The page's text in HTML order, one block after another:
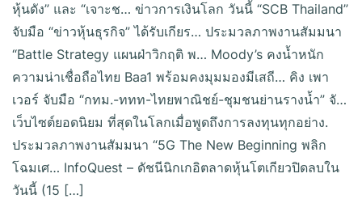
หุ้นดัง” และ “เจาะช… ข่าวการเงินโลก วันนี้ “SCB Thailand”
จับมือ “ข่าวหุ้นธุรกิจ” ได้รับเกียร… ประมวลภาพงานสัมมนา
“Battle Strategy แผนฝ่าวิกฤติ พ… Moody’s คงน้ำหนัก
ความน่าเชื่อถือไทย Baa1 พร้อมคงมุมมองมีเสถี… คิง เพา
เวอร์ จับมือ “กทม.-ททท-ไทยพาณิชย์-ชุมชนย่านรางน้ำ” จั…
เว็บไซต์ยอดนิยม ที่สุดในโลกเมื่อพูดถึงการลงทุนทุกอย่าง.
ประมวลภาพงานสัมมนา “5G The New Beginning พลิก
โฉมเศ… InfoQuest – ดัชนีนิกเกอิตลาดหุ้นโตเกียวปิดลบใน
วันนี้ (15 […]